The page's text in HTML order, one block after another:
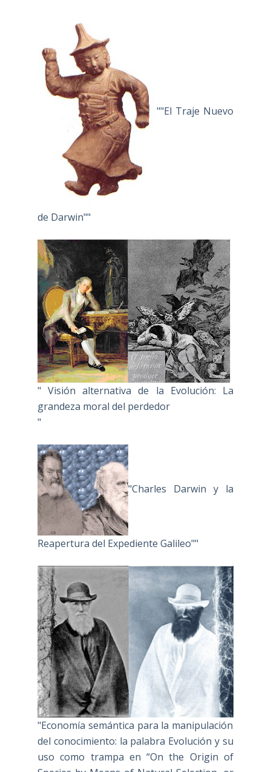
""El Traje Nuevo
de Darwin""
" Visión alternativa de la Evolución: La
grandeza moral del perdedor
"
"Charles Darwin y la
Reapertura del Expediente Galileo""
"Economía semántica para la manipulación
del conocimiento: la palabra Evolución y su
uso como trampa en “On the Origin of